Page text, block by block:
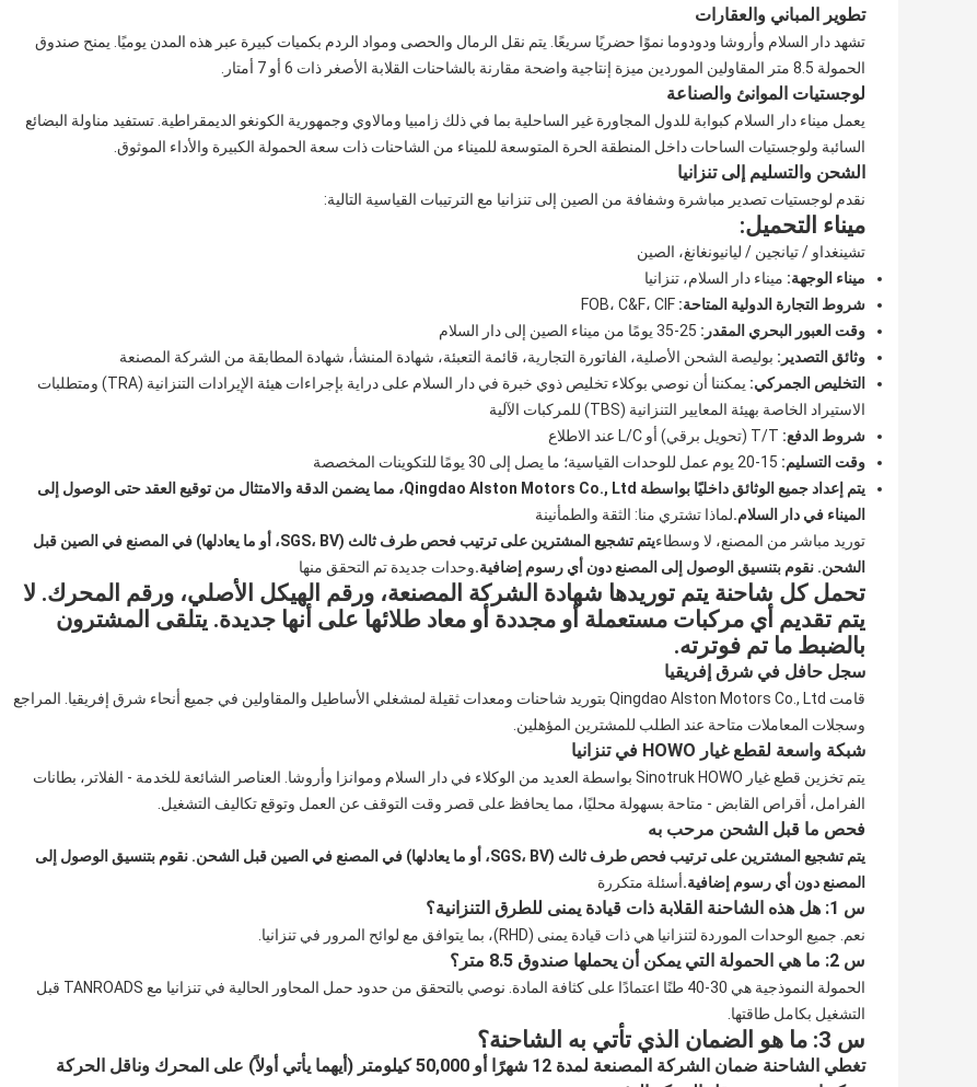
تطوير المباني والعقارات
تشهد دار السلام وأروشا ودودوما نموًا حضريًا سريعًا. يتم نقل الرمال والحصى ومواد الردم بكميات كبيرة عبر هذه المدن يوميًا. يمنح صندوق
الحمولة 8.5 متر المقاولين الموردين ميزة إنتاجية واضحة مقارنة بالشاحنات القلابة الأصغر ذات 6 أو 7 أمتار.
لوجستيات الموانئ والصناعة
يعمل ميناء دار السلام كبوابة للدول المجاورة غير الساحلية بما في ذلك زامبيا ومالاوي وجمهورية الكونغو الديمقراطية. تستفيد مناولة البضائع
السائبة ولوجستيات الساحات داخل المنطقة الحرة المتوسعة للميناء من الشاحنات ذات سعة الحمولة الكبيرة والأداء الموثوق.
الشحن والتسليم إلى تنزانيا
نقدم لوجستيات تصدير مباشرة وشفافة من الصين إلى تنزانيا مع الترتيبات القياسية التالية:
ميناء التحميل:
تشينغداو / تيانجين / ليانيونغانغ، الصين
ميناء الوجهة: ميناء دار السلام، تنزانيا
شروط التجارة الدولية المتاحة:
وقت العبور البحري المقدر:
وثائق التصدير: بوليصة الشحن الأصلية، الفاتورة التجارية، قائمة التعبئة، شهادة المنشأ، شهادة المطابقة من الشركة المصنعة
التخليص الجمركي:
يمكننا أن نوصي بوكلاء تخليص ذوي خبرة في دار السلام على دراية بإجراءات هيئة الإيرادات التنزانية (TRA) ومتطلبات
الاستيراد الخاصة بهيئة المعايير التنزانية (TBS) للمركبات الآلية
شروط الدفع:
وقت التسليم:
يتم إعداد جميع الوثائق داخليًا بواسطة Qingdao Alston Motors Co., Ltd، مما يضمن الدقة والامتثال من توقيع العقد حتى الوصول إلى
الميناء في دار السلام.لماذا تشتري منا: الثقة والطمأنينة
توريد مباشر من المصنع، لا وسطاء
يتم تشجيع المشترين على ترتيب فحص طرف ثالث (SGS، BV، أو ما يعادلها) في المصنع في الصين قبل
الشحن. نقوم بتنسيق الوصول إلى المصنع دون أي رسوم إضافية.وحدات جديدة تم التحقق منها
تحمل كل شاحنة يتم توريدها شهادة الشركة المصنعة، ورقم الهيكل الأصلي، ورقم المحرك. لا
يتم تقديم أي مركبات مستعملة أو مجددة أو معاد طلائها على أنها جديدة. يتلقى المشترون
بالضبط ما تم فوترته.
سجل حافل في شرق إفريقيا
قامت Qingdao Alston Motors Co., Ltd بتوريد شاحنات ومعدات ثقيلة لمشغلي الأساطيل والمقاولين في جميع أنحاء شرق إفريقيا. المراجع
وسجلات المعاملات متاحة عند الطلب للمشترين المؤهلين.
شبكة واسعة لقطع غيار HOWO في تنزانيا
يتم تخزين قطع غيار Sinotruk HOWO بواسطة العديد من الوكلاء في دار السلام وموانزا وأروشا. العناصر الشائعة للخدمة - الفلاتر، بطانات
الفرامل، أقراص القابض - متاحة بسهولة محليًا، مما يحافظ على قصر وقت التوقف عن العمل وتوقع تكاليف التشغيل.
فحص ما قبل الشحن مرحب به
يتم تشجيع المشترين على ترتيب فحص طرف ثالث (SGS، BV، أو ما يعادلها) في المصنع في الصين قبل الشحن. نقوم بتنسيق الوصول إلى
المصنع دون أي رسوم إضافية.أسئلة متكررة
س 1: هل هذه الشاحنة القلابة ذات قيادة يمنى للطرق التنزانية؟
نعم. جميع الوحدات الموردة لتنزانيا هي ذات قيادة يمنى (RHD)، بما يتوافق مع لوائح المرور في تنزانيا.
س 2: ما هي الحمولة التي يمكن أن يحملها صندوق 8.5 متر؟
الحمولة النموذجية هي 30-40 طنًا اعتمادًا على كثافة المادة. نوصي بالتحقق من حدود حمل المحاور الحالية في تنزانيا مع TANROADS قبل
التشغيل بكامل طاقتها.
س 3: ما هو الضمان الذي تأتي به الشاحنة؟
تغطي الشاحنة ضمان الشركة المصنعة لمدة 12 شهرًا أو 50,000 كيلومتر (أيهما يأتي أولاً) على المحرك وناقل الحركة